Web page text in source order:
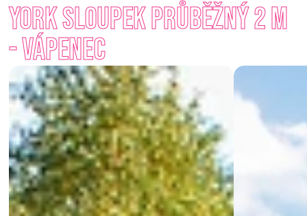
strukturu a výraz, který se hodí ke klasickým, venkovským i
rustikálním stavbám.
Zvolte řešení, které vám dá pocit klidu, bezpečí – a estetické
výjimečnosti.
York sloupek průběžný 2 m
- Vápenec